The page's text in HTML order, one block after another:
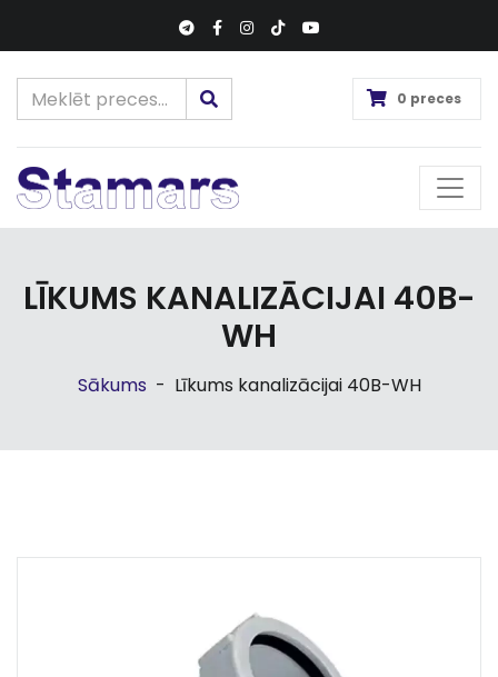
0 preces
LĪKUMS KANALIZĀCIJAI 40B-
WH
Sākums - Līkums kanalizācijai 40B-WH